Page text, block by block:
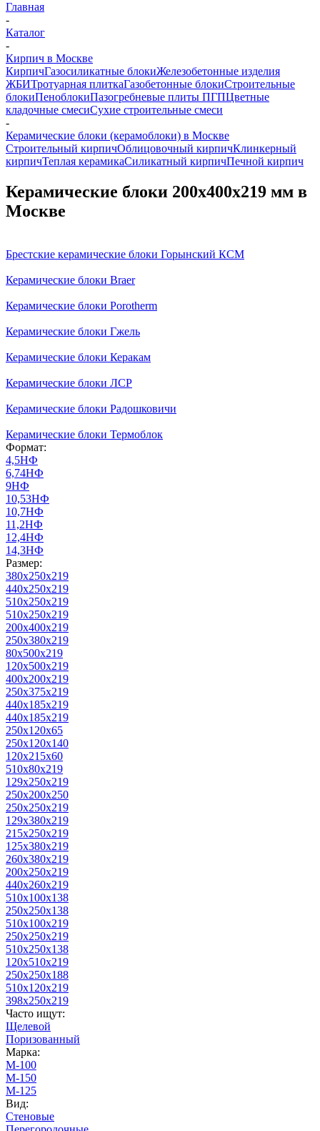
Главная
-
Каталог
-
Кирпич в Москве
КирпичГазосиликатные блокиЖелезобетонные изделия
ЖБИТротуарная плиткаГазобетонные блокиСтроительные
блокиПеноблокиПазогребневые плиты ПГПЦветные
кладочные смесиСухие строительные смеси
-
Керамические блоки (керамоблоки) в Москве
Строительный кирпичОблицовочный кирпичКлинкерный
кирпичТеплая керамикаСиликатный кирпичПечной кирпич
Керамические блоки 200х400х219 мм в
Москве
Брестские керамические блоки Горынский КСМ
Керамические блоки Braer
Керамические блоки Porotherm
Керамические блоки Гжель
Керамические блоки Керакам
Керамические блоки ЛСР
Керамические блоки Радошковичи
Керамические блоки Термоблок
Формат:
4,5НФ
6,74НФ
9НФ
10,53НФ
10,7НФ
11,2НФ
12,4НФ
14,3НФ
Размер:
380х250х219
440х250х219
510х250х219
510x250x219
200х400х219
250х380х219
80х500х219
120х500х219
400х200х219
250х375х219
440х185х219
440х185х219
250х120х65
250х120х140
120х215х60
510х80х219
129х250х219
250х200х250
250x250x219
129х380х219
215х250х219
125х380х219
260х380х219
200х250х219
440х260х219
510х100х138
250х250х138
510х100х219
250х250х219
510х250х138
120х510х219
250х250х188
510х120х219
398х250х219
Часто ищут:
Щелевой
Поризованный
Марка:
М-100
М-150
М-125
Вид:
Стеновые